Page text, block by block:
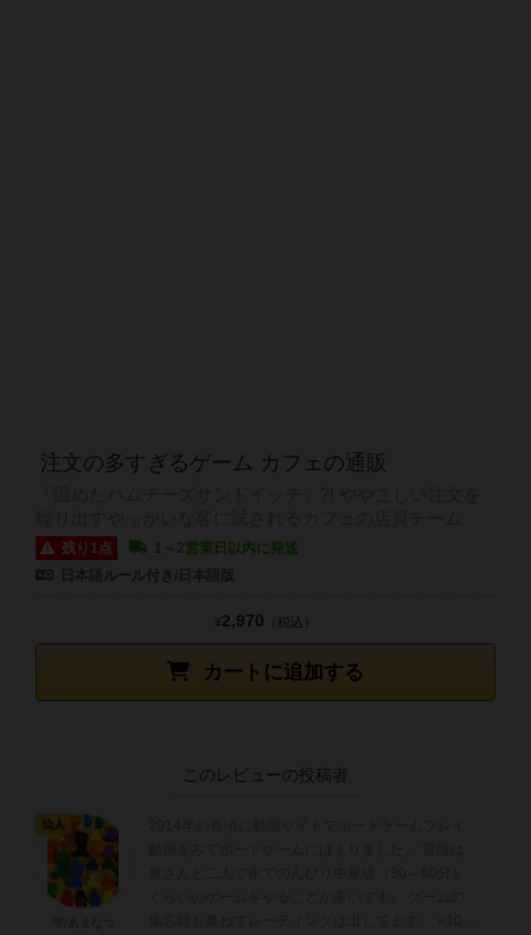
注文の多すぎるゲーム カフェの通販
残り1点
1～2営業日以内に発送
カートに追加する
¥2,970 （税込）
このレビューの投稿者
仙人